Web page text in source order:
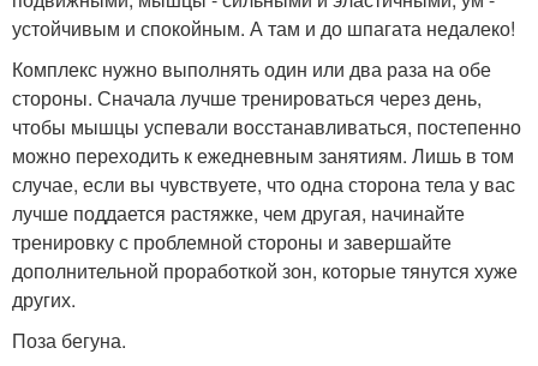
устойчивым и спокойным. А там и до шпагата недалеко!
Комплекс нужно выполнять один или два раза на обе
стороны. Сначала лучше тренироваться через день,
чтобы мышцы успевали восстанавливаться, постепенно
можно переходить к ежедневным занятиям. Лишь в том
случае, если вы чувствуете, что одна сторона тела у вас
лучше поддается растяжке, чем другая, начинайте
тренировку с проблемной стороны и завершайте
дополнительной проработкой зон, которые тянутся хуже
других.
Поза бегуна.